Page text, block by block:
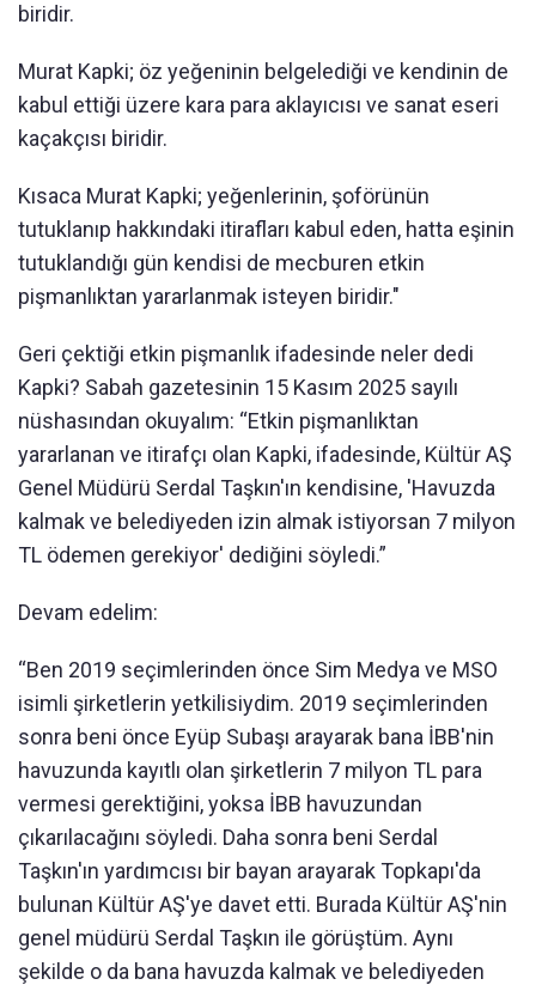
biridir.
Murat Kapki; öz yeğeninin belgelediği ve kendinin de
kabul ettiği üzere kara para aklayıcısı ve sanat eseri
kaçakçısı biridir.
Kısaca Murat Kapki; yeğenlerinin, şoförünün
tutuklanıp hakkındaki itirafları kabul eden, hatta eşinin
tutuklandığı gün kendisi de mecburen etkin
pişmanlıktan yararlanmak isteyen biridir."
Geri çektiği etkin pişmanlık ifadesinde neler dedi
Kapki? Sabah gazetesinin 15 Kasım 2025 sayılı
nüshasından okuyalım: “Etkin pişmanlıktan
yararlanan ve itirafçı olan Kapki, ifadesinde, Kültür AŞ
Genel Müdürü Serdal Taşkın'ın kendisine, 'Havuzda
kalmak ve belediyeden izin almak istiyorsan 7 milyon
TL ödemen gerekiyor' dediğini söyledi.”
Devam edelim:
“Ben 2019 seçimlerinden önce Sim Medya ve MSO
isimli şirketlerin yetkilisiydim. 2019 seçimlerinden
sonra beni önce Eyüp Subaşı arayarak bana İBB'nin
havuzunda kayıtlı olan şirketlerin 7 milyon TL para
vermesi gerektiğini, yoksa İBB havuzundan
çıkarılacağını söyledi. Daha sonra beni Serdal
Taşkın'ın yardımcısı bir bayan arayarak Topkapı'da
bulunan Kültür AŞ'ye davet etti. Burada Kültür AŞ'nin
genel müdürü Serdal Taşkın ile görüştüm. Aynı
şekilde o da bana havuzda kalmak ve belediyeden